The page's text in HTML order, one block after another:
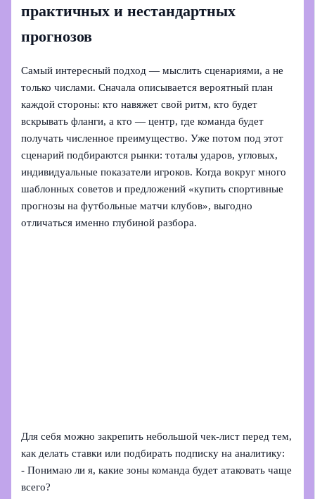
практичных и нестандартных
прогнозов
Самый интересный подход — мыслить сценариями, а не
только числами. Сначала описывается вероятный план
каждой стороны: кто навяжет свой ритм, кто будет
вскрывать фланги, а кто — центр, где команда будет
получать численное преимущество. Уже потом под этот
сценарий подбираются рынки: тоталы ударов, угловых,
индивидуальные показатели игроков. Когда вокруг много
шаблонных советов и предложений «купить спортивные
прогнозы на футбольные матчи клубов», выгодно
отличаться именно глубиной разбора.
Для себя можно закрепить небольшой чек-лист перед тем,
как делать ставки или подбирать подписку на аналитику:
- Понимаю ли я, какие зоны команда будет атаковать чаще
всего?